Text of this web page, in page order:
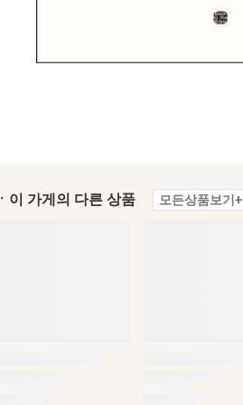
ㆍ이 가게의 다른 상품 모든상품보기+